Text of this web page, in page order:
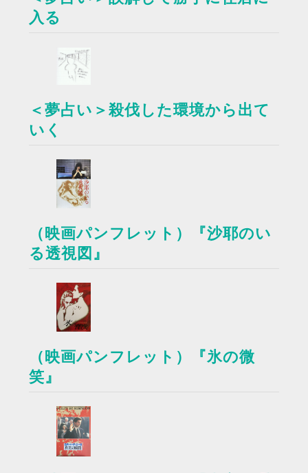
入る
＜夢占い＞殺伐した環境から出て
いく
（映画パンフレット）『沙耶のい
る透視図』
（映画パンフレット）『氷の微
笑』